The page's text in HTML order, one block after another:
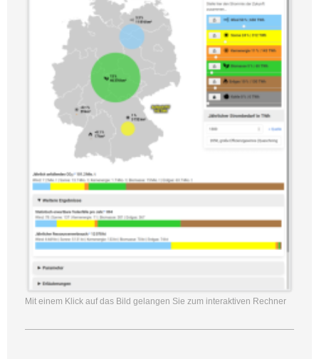
Mit einem Klick auf das Bild gelangen Sie zum interaktiven Rechner